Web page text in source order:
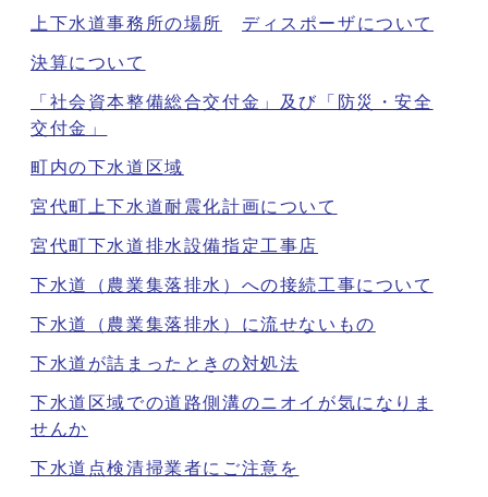
上下水道事務所の場所 ディスポーザについて
決算について
「社会資本整備総合交付金」及び「防災・安全
交付金」
町内の下水道区域
宮代町上下水道耐震化計画について
宮代町下水道排水設備指定工事店
下水道（農業集落排水）への接続工事について
下水道（農業集落排水）に流せないもの
下水道が詰まったときの対処法
下水道区域での道路側溝のニオイが気になりま
せんか
下水道点検清掃業者にご注意を